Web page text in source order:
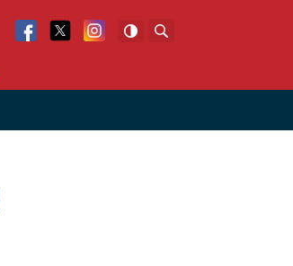
Facebook
Twitter Facebook